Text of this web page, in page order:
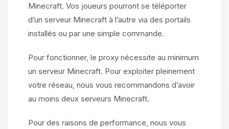
Minecraft. Vos joueurs pourront se téléporter
d’un serveur Minecraft à l’autre via des portails
installés ou par une simple commande.
Pour fonctionner, le proxy nécessite au minimum
un serveur Minecraft. Pour exploiter pleinement
votre réseau, nous vous recommandons d’avoir
au moins deux serveurs Minecraft.
Pour des raisons de performance, nous vous